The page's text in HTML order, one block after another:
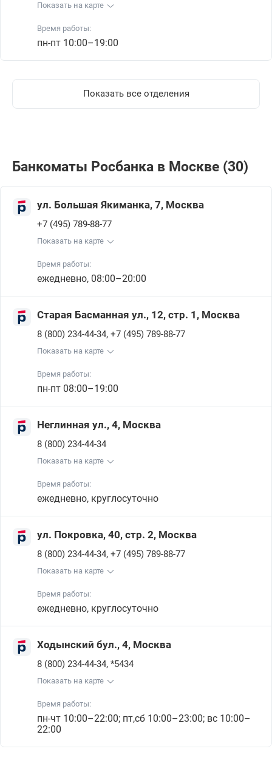
Показать на карте
Время работы:
пн-пт 10:00–19:00
Показать все отделения
Банкоматы Росбанкa в Москве (30)
ул. Большая Якиманка, 7, Москва
+7 (495) 789-88-77
Показать на карте
Время работы:
ежедневно, 08:00–20:00
Старая Басманная ул., 12, стр. 1, Москва
8 (800) 234-44-34, +7 (495) 789-88-77
Показать на карте
Время работы:
пн-пт 08:00–19:00
Неглинная ул., 4, Москва
8 (800) 234-44-34
Показать на карте
Время работы:
ежедневно, круглосуточно
ул. Покровка, 40, стр. 2, Москва
8 (800) 234-44-34, +7 (495) 789-88-77
Показать на карте
Время работы:
ежедневно, круглосуточно
Ходынский бул., 4, Москва
8 (800) 234-44-34, *5434
Показать на карте
Время работы:
пн-чт 10:00–22:00; пт,сб 10:00–23:00; вс 10:00–
22:00